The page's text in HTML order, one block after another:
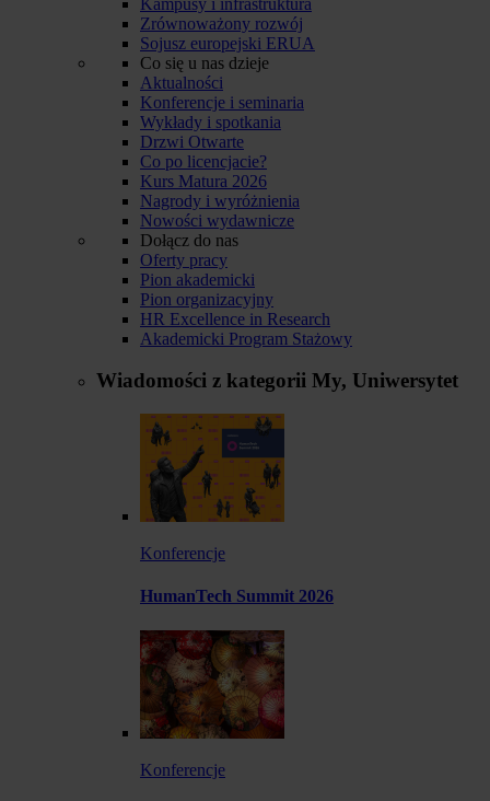
Zrównoważony rozwój
Sojusz europejski ERUA
Co się u nas dzieje
Aktualności
Konferencje i seminaria
Wykłady i spotkania
Drzwi Otwarte
Co po licencjacie?
Kurs Matura 2026
Nagrody i wyróżnienia
Nowości wydawnicze
Dołącz do nas
Oferty pracy
Pion akademicki
Pion organizacyjny
HR Excellence in Research
Akademicki Program Stażowy
Wiadomości z kategorii My, Uniwersytet
Konferencje
HumanTech Summit 2026
Konferencje